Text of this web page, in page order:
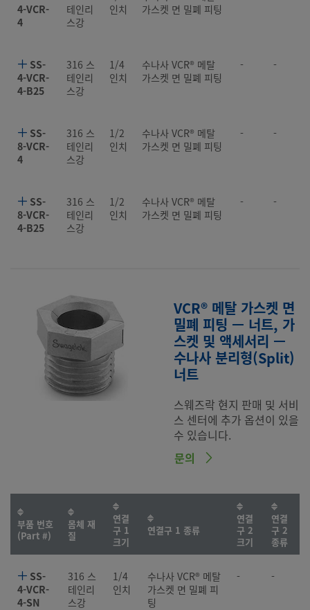
4-VCR-
4
테인리
스강
인치
가스켓 면 밀폐 피팅
SS-
4-VCR-
4-B25
316 스
테인리
스강
1/4
인치
수나사 VCR® 메탈
가스켓 면 밀폐 피팅
- -
SS-
8-VCR-
4
316 스
테인리
스강
1/2
인치
수나사 VCR® 메탈
가스켓 면 밀폐 피팅
- -
SS-
8-VCR-
4-B25
316 스
테인리
스강
1/2
인치
수나사 VCR® 메탈
가스켓 면 밀폐 피팅
- -
VCR® 메탈 가스켓 면
밀폐 피팅 — 너트, 가
스켓 및 액세서리 —
수나사 분리형(Split)
너트
스웨즈락 현지 판매 및 서비
스 센터에 추가 옵션이 있을
수 있습니다.
문의
부품 번호
(Part #)
몸체 재
질
연결
구 1
크기
연결구 1 종류
연결
구 2
크기
연결
구 2
종류
SS-
4-VCR-
4-SN
316 스
테인리
스강
1/4
인치
수나사 VCR® 메탈
가스켓 면 밀폐 피
팅
- -